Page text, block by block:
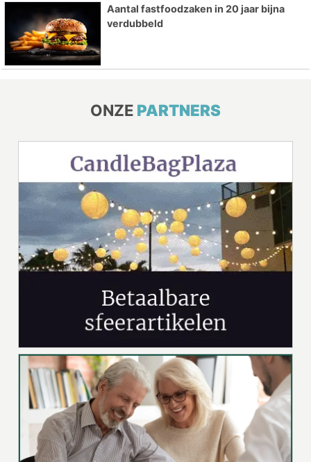
Aantal fastfoodzaken in 20 jaar bijna
verdubbeld
ONZE PARTNERS